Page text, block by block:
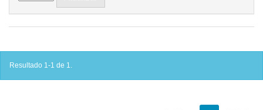
Resultado 1-1 de 1.